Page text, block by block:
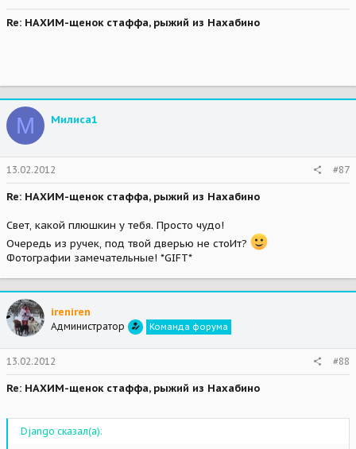
Re: НАХИМ-щенок стаффа, рыжий из Нахабино
М Милиса1
13.02.2012 #87
Re: НАХИМ-щенок стаффа, рыжий из Нахабино
Свет, какой плюшкин у тебя. Просто чудо!
Очередь из ручек, под твой дверью не стоИт?
Фотографии замечательные! *GIFT*
ireniren
Администратор Команда форума
13.02.2012 #88
Re: НАХИМ-щенок стаффа, рыжий из Нахабино
Djangо сказал(а):